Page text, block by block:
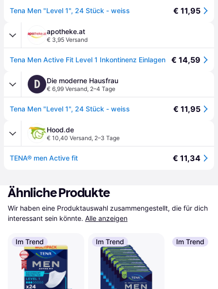
Tena Men "Level 1", 24 Stück - weiss € 11,95
apotheke.at
€ 3,95 Versand
Tena Men Active Fit Level 1 Inkontinenz Einlagen € 14,59
D Die moderne Hausfrau
€ 6,99 Versand, 2–4 Tage
Tena Men "Level 1", 24 Stück - weiss € 11,95
Hood.de
€ 10,40 Versand, 2–3 Tage
TENA® men Active fit € 11,34
Ähnliche Produkte
Wir haben eine Produktauswahl zusammengestellt, die für dich
interessant sein könnte. Alle anzeigen
Im Trend Im Trend Im Trend